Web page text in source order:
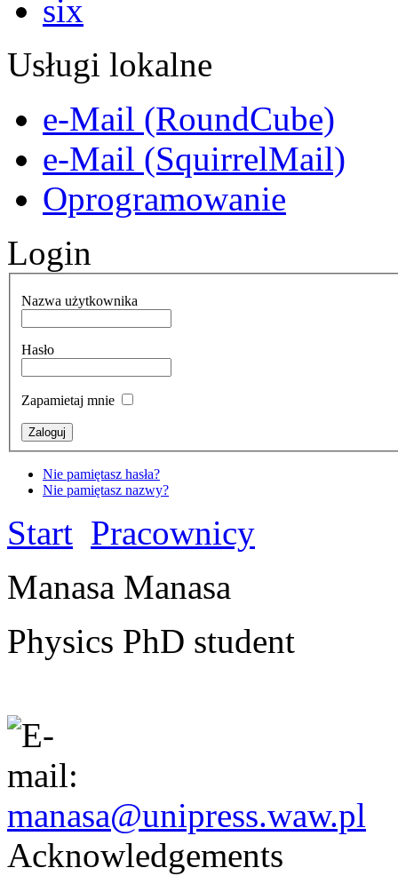
Usługi lokalne
e-Mail (RoundCube)
e-Mail (SquirrelMail)
Oprogramowanie
Login
Nazwa użytkownika
Hasło
Zapamietaj mnie
Nie pamiętasz hasła?
Nie pamiętasz nazwy?
Start Pracownicy
Manasa Manasa
Physics PhD student
manasa@unipress.waw.pl
Acknowledgements